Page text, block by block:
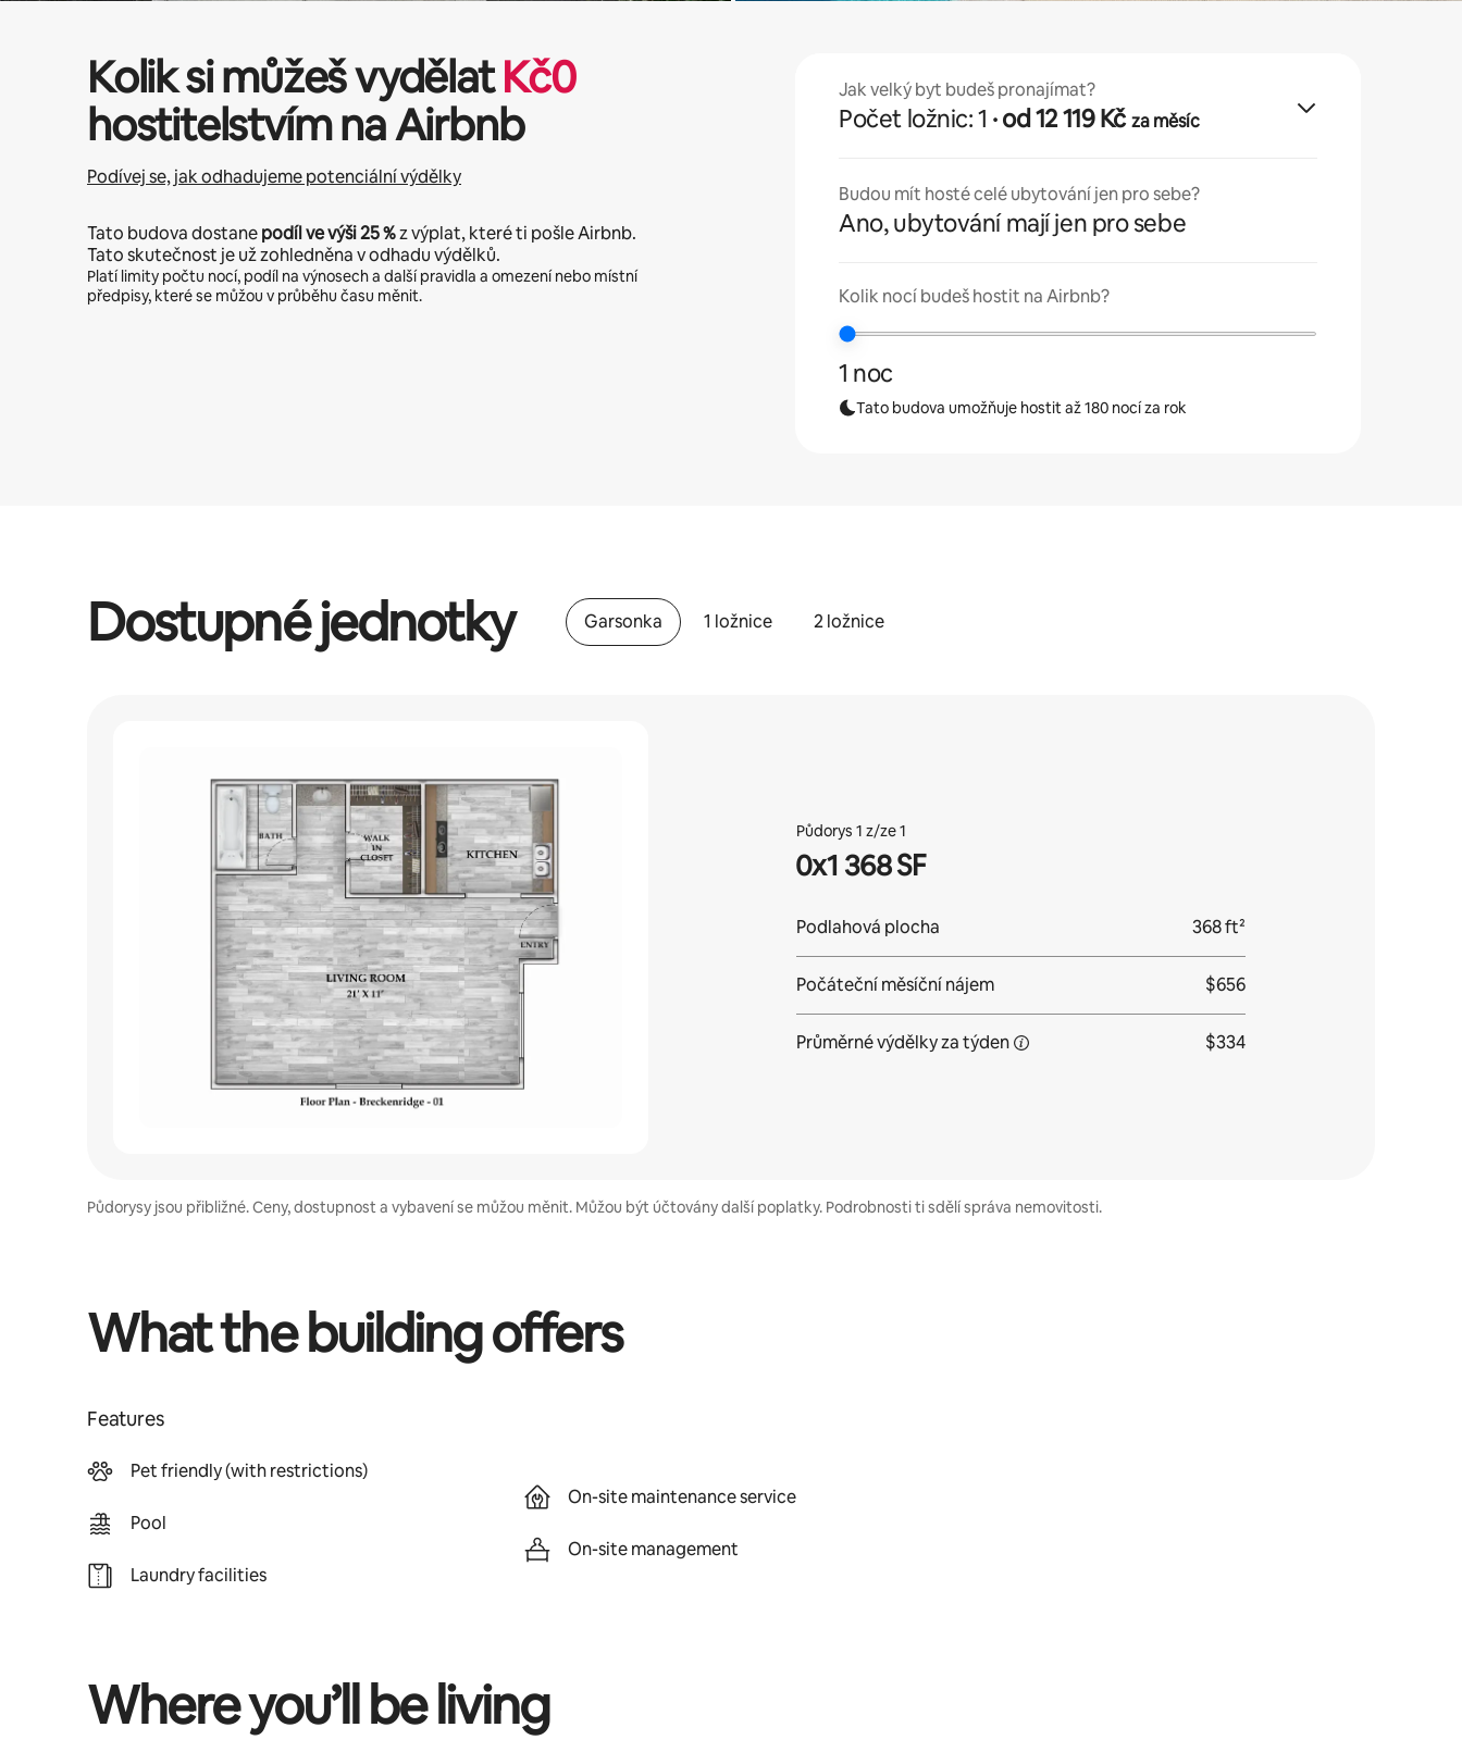
Kolik si můžeš vydělatKč0
hostitelstvím na Airbnb
Podívej se, jak odhadujeme potenciální výdělky
Tato budova dostanepodíl ve výši25 %z výplat, které ti pošle Airbnb.
Tato skutečnost je už zohledněna v odhadu výdělků.
Platí limity počtu nocí, podíl na výnosech a další pravidla a omezení nebo místní
předpisy, které se můžou v průběhu času měnit.
Jak velký byt budeš pronajímat?
Počet ložnic: 1 · od 12 119 Kčza měsíc
Budou mít hosté celé ubytování jen pro sebe?
Ano, ubytování mají jen pro sebe
Kolik nocí budeš hostit na Airbnb?
1 noc
Tato budova umožňuje hostit až 180 nocí za rok
Dostupné jednotky Garsonka 1 ložnice 2 ložnice
Půdorys 1 z/ze 1
0x1 368 SF
Podlahová plocha 368 ft²
Počáteční měsíční nájem $656
Průměrné výdělky zatýden $334
Půdorysy jsou přibližné. Ceny, dostupnost a vybavení se můžou měnit. Můžou být účtovány další poplatky. Podrobnosti ti sdělí správa nemovitosti.
What the building offers
Features
Pet friendly (with restrictions)
Pool
Laundry facilities
On-site maintenance service
On-site management
Where you’ll be living